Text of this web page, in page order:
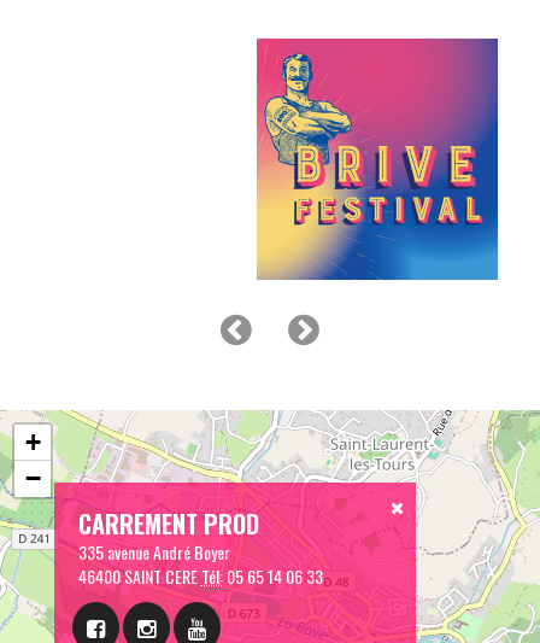
CARREMENT PROD
335 avenue André Boyer
46400 SAINT CERETél:05 65 14 06 33
+
−